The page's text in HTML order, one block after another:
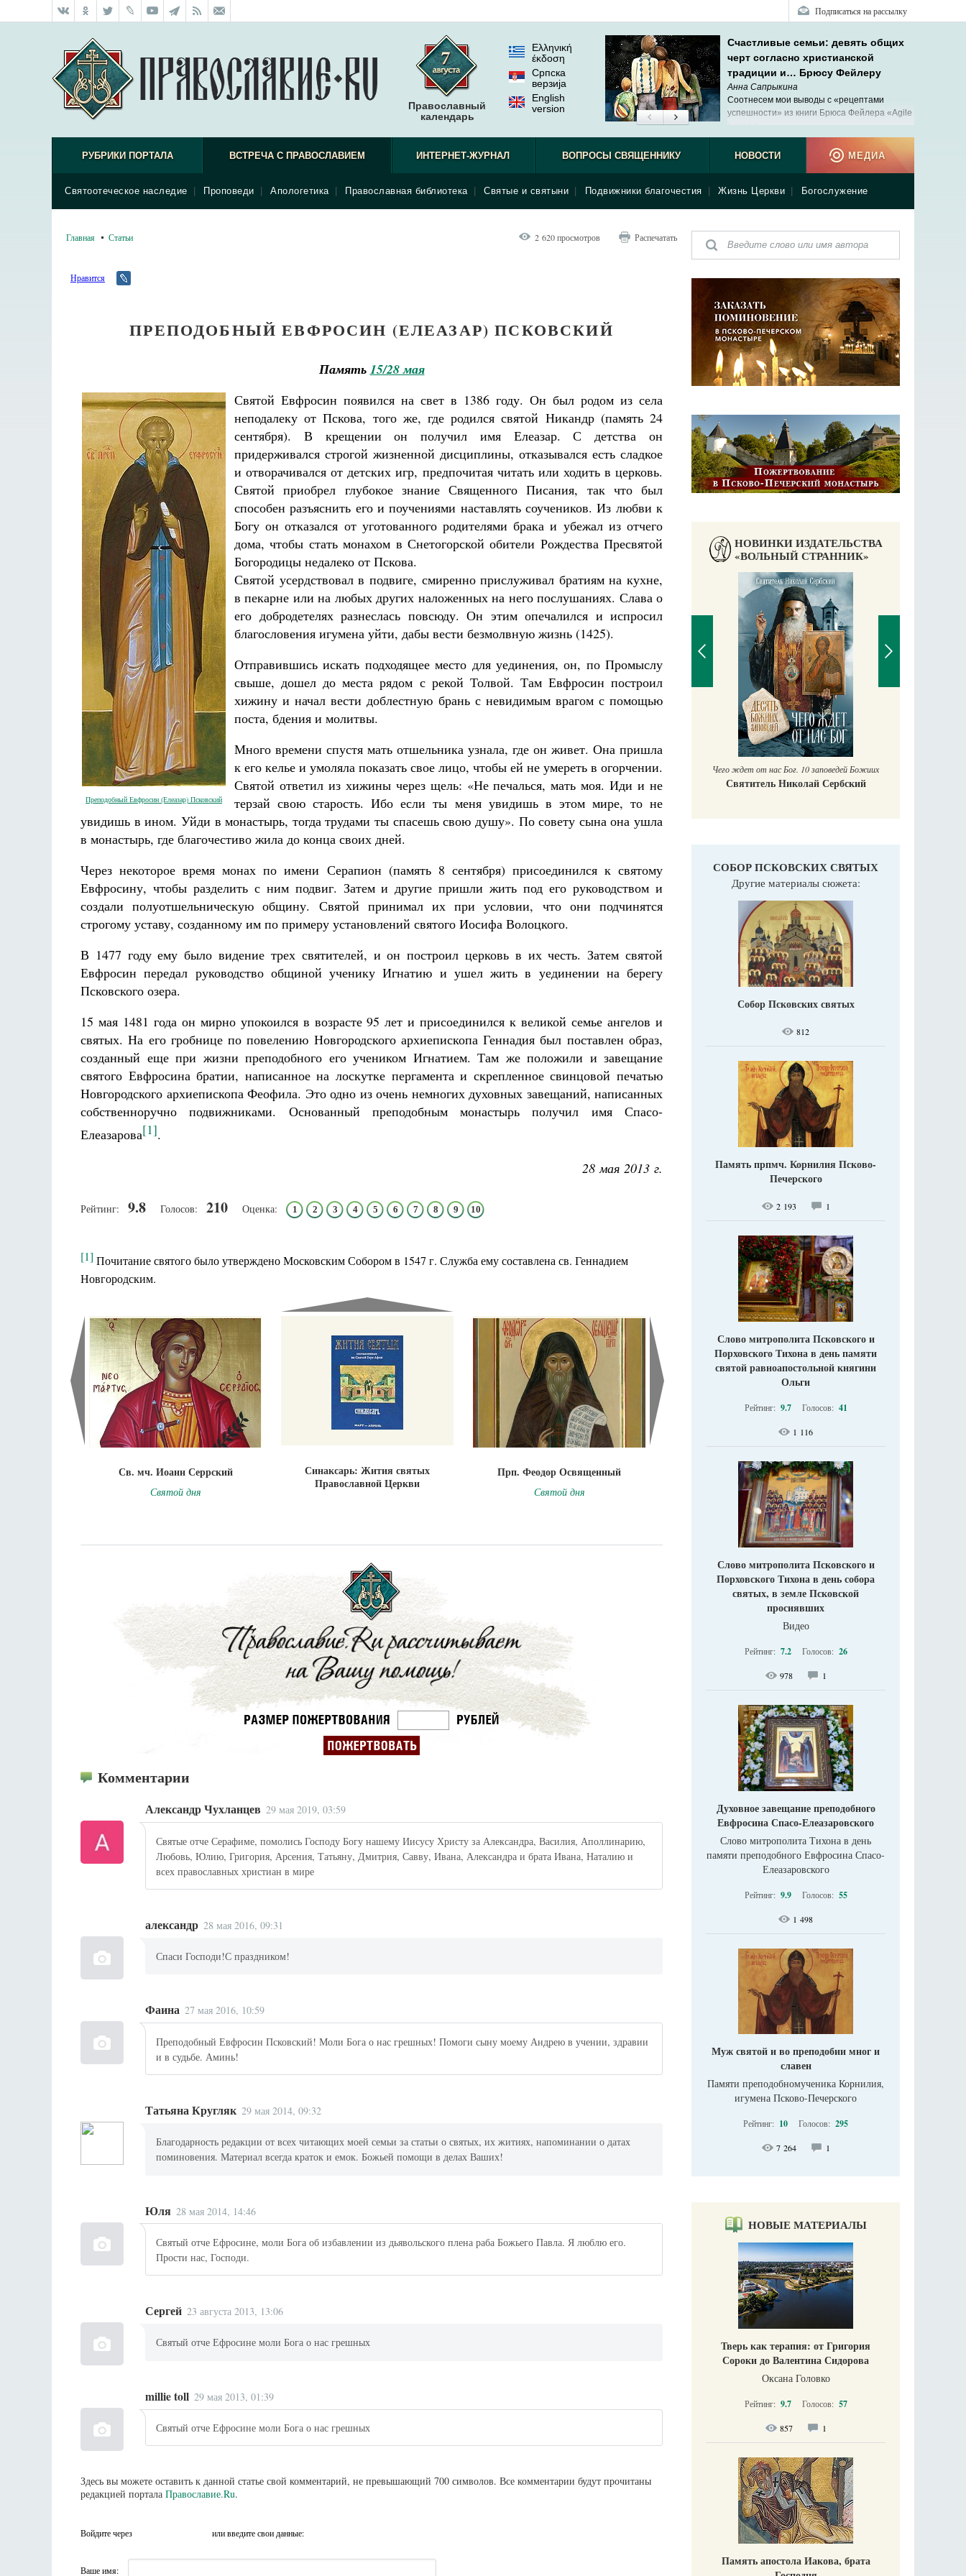
Подписаться на рассылку
Православный
календарь
Ελληνική
έκδοση
Српска
верзиjа
English
version
Счастливые семьи: девять общих
черт согласно христианской
традиции и… Брюсу Фейлеру
Анна Сапрыкина
Соотнесем мои выводы с «рецептами
успешности» из книги Брюса Фейлера «Agile
РУБРИКИ ПОРТАЛА ВСТРЕЧА С ПРАВОСЛАВИЕМ
Святоотеческое наследие Проповеди Апологетика Православная библиотека Святые и святыни Подвижники благочестия Жизнь Церкви Богослужение
ИНТЕРНЕТ-ЖУРНАЛ ВОПРОСЫ СВЯЩЕННИКУ НОВОСТИ МЕДИА
Главная Статьи 2 620 просмотров Распечатать
Нравится
ПРЕПОДОБНЫЙ ЕВФРОСИН (ЕЛЕАЗАР) ПСКОВСКИЙ
Память 15/28 мая
Преподобный Евфросин (Елеазар) Псковский
Святой Евфросин появился на свет в 1386 году. Он был родом из села
неподалеку от Пскова, того же, где родился святой Никандр (память 24
сентября). В крещении он получил имя Елеазар. С детства он
придерживался строгой жизненной дисциплины, отказывался есть сладкое
и отворачивался от детских игр, предпочитая читать или ходить в церковь.
Святой приобрел глубокое знание Священного Писания, так что был
способен разъяснить его и поучениями наставлять соучеников. Из любви к
Богу он отказался от уготованного родителями брака и убежал из отчего
дома, чтобы стать монахом в Снетогорской обители Рождества Пресвятой
Богородицы недалеко от Пскова.
Святой усердствовал в подвиге, смиренно прислуживал братиям на кухне,
в пекарне или на любых других наложенных на него послушаниях. Слава о
его добродетелях разнеслась повсюду. Он этим опечалился и испросил
благословения игумена уйти, дабы вести безмолвную жизнь (1425).
Отправившись искать подходящее место для уединения, он, по Промыслу
свыше, дошел до места рядом с рекой Толвой. Там Евфросин построил
хижину и начал вести доблестную брань с невидимым врагом с помощью
поста, бдения и молитвы.
Много времени спустя мать отшельника узнала, где он живет. Она пришла
к его келье и умоляла показать свое лицо, чтобы ей не умереть в огорчении.
Святой ответил из хижины через щель: «Не печалься, мать моя. Иди и не
терзай свою старость. Ибо если ты меня увидишь в этом мире, то не
увидишь в ином. Уйди в монастырь, тогда трудами ты спасешь свою душу». По совету сына она ушла
в монастырь, где благочестиво жила до конца своих дней.
Через некоторое время монах по имени Серапион (память 8 сентября) присоединился к святому
Евфросину, чтобы разделить с ним подвиг. Затем и другие пришли жить под его руководством и
создали полуотшельническую общину. Святой принимал их при условии, что они подчинятся
строгому уставу, созданному им по примеру установлений святого Иосифа Волоцкого.
В 1477 году ему было видение трех святителей, и он построил церковь в их честь. Затем святой
Евфросин передал руководство общиной ученику Игнатию и ушел жить в уединении на берегу
Псковского озера.
15 мая 1481 года он мирно упокоился в возрасте 95 лет и присоединился к великой семье ангелов и
святых. На его гробнице по повелению Новгородского архиепископа Геннадия был поставлен образ,
созданный еще при жизни преподобного его учеником Игнатием. Там же положили и завещание
святого Евфросина братии, написанное на лоскутке пергамента и скрепленное свинцовой печатью
Новгородского архиепископа Феофила. Это одно из очень немногих духовных завещаний, написанных
собственноручно подвижниками. Основанный преподобным монастырь получил имя Спасо-
Елеазарова[1].
28 мая 2013 г.
Рейтинг: 9.8 Голосов: 210 Оценка: 1 2 3 4 5 6 7 8 9 10
[1] Почитание святого было утверждено Московским Собором в 1547 г. Служба ему составлена св. Геннадием
Новгородским.
Св. мч. Иоанн Серрский
Святой дня
Синаксарь: Жития святых
Православной Церкви
Прп. Феодор Освященный
Святой дня
Комментарии
Александр Чухланцев 29 мая 2019, 03:59
Святые отче Серафиме, помолись Господу Богу нашему Иисусу Христу за Александра, Василия, Аполлинарию,
Любовь, Юлию, Григория, Арсения, Татьяну, Дмитрия, Савву, Ивана, Александра и брата Ивана, Наталию и
всех православных христиан в мире
александр 28 мая 2016, 09:31
Спаси Господи!С праздником!
Фаина 27 мая 2016, 10:59
Преподобный Евфросин Псковский! Моли Бога о нас грешных! Помоги сыну моему Андрею в учении, здравии
и в судьбе. Аминь!
Татьяна Кругляк 29 мая 2014, 09:32
Благодарность редакции от всех читающих моей семьи за статьи о святых, их житиях, напоминании о датах
поминовения. Материал всегда краток и емок. Божьей помощи в делах Ваших!
Юля 28 мая 2014, 14:46
Святый отче Ефросине, моли Бога об избавлении из дьявольского плена раба Божьего Павла. Я люблю его.
Прости нас, Господи.
Сергей 23 августа 2013, 13:06
Святый отче Ефросине моли Бога о нас грешных
millie toll 29 мая 2013, 01:39
Святый отче Ефросине моли Бога о нас грешных
Здесь вы можете оставить к данной статье свой комментарий, не превышающий 700 символов. Все комментарии будут прочитаны
редакцией портала Православие.Ru.
Войдите через или введите свои данные:
Ваше имя:
НОВИНКИ ИЗДАТЕЛЬСТВА
«ВОЛЬНЫЙ СТРАННИК»
Разлуки не будет
Фредерика де Грааф Как найти своё место в жизни
Кирилл Мурышев
святого
Роман Котов Чего ждет от нас Бог. 10 заповедей Божиих
Святитель Николай Сербский
СОБОР ПСКОВСКИХ СВЯТЫХ
Другие материалы сюжета:
Собор Псковских святых
812
Память прпмч. Корнилия Псково-
Печерского
2 193 1
Слово митрополита Псковского и
Порховского Тихона в день памяти
святой равноапостольной княгини
Ольги
Рейтинг: 9.7 Голосов: 41
1 116
Слово митрополита Псковского и
Порховского Тихона в день собора
святых, в земле Псковской
просиявших
Видео
Рейтинг: 7.2 Голосов: 26
978 1
Духовное завещание преподобного
Евфросина Спасо-Елеазаровского
Слово митрополита Тихона в день
памяти преподобного Евфросина Спасо-
Елеазаровского
Рейтинг: 9.9 Голосов: 55
1 498
Муж святой и во преподобии мног и
славен
Памяти преподобномученика Корнилия,
игумена Псково-Печерского
Рейтинг: 10 Голосов: 295
7 264 1
НОВЫЕ МАТЕРИАЛЫ
Тверь как терапия: от Григория
Сороки до Валентина Сидорова
Оксана Головко
Рейтинг: 9.7 Голосов: 57
857 1
Память апостола Иакова, брата